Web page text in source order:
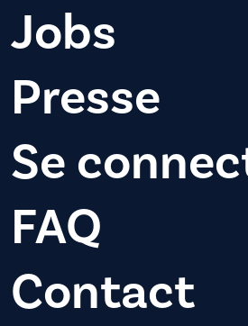
Jobs
Presse
Se
FAQ
Contact